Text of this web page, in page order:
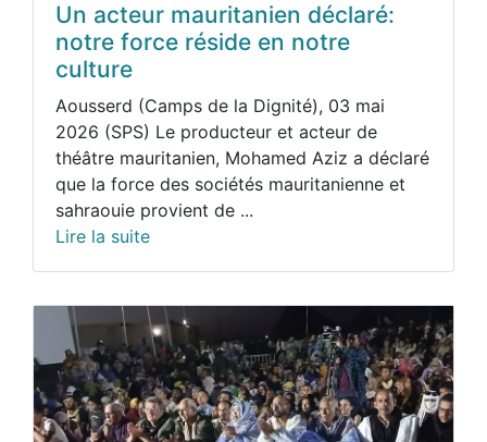
Un acteur mauritanien déclaré:
notre force réside en notre
culture
Aousserd (Camps de la Dignité), 03 mai
2026 (SPS) Le producteur et acteur de
théâtre mauritanien, Mohamed Aziz a déclaré
que la force des sociétés mauritanienne et
sahraouie provient de ...
Lire la suite